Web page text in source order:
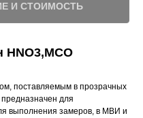
И СТОИМОСТЬ
НNО3,МСО
поставляемым в прозрачных
для
выполнения замеров, в МВИ и